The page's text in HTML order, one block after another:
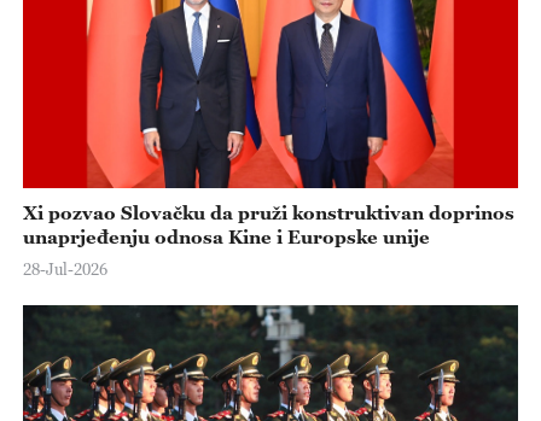
o
Xi pozvao Slovačku da pruži konstruktivan doprinos
unaprjeđenju odnosa Kine i Europske unije
28-Jul-2026